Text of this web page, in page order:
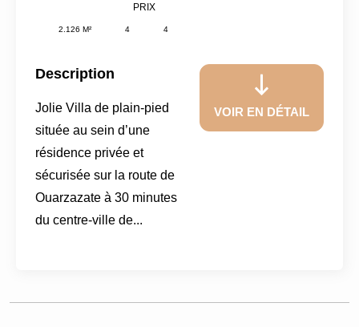
PRIX
2.126 M² 4 4
Description
Jolie Villa de plain-pied
située au sein d’une
résidence privée et
sécurisée sur la route de
Ouarzazate à 30 minutes
du centre-ville de...
VOIR EN DÉTAIL